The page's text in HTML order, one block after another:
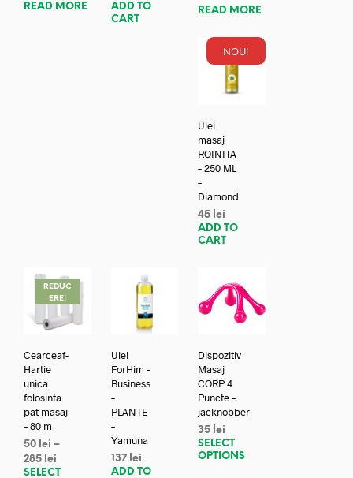
READ MORE
ADD TO
CART
READ MORE
NOU!
Ulei
masaj
ROINITA
– 250 ML
–
Diamond
45 lei
ADD TO
CART
REDUC
ERE!
Cearceaf-
Hartie
unica
folosinta
pat masaj
– 80 m
50 lei –
285 lei
SELECT
Ulei
ForHim –
Business
–
PLANTE
–
Yamuna
137 lei
ADD TO
Dispozitiv
Masaj
CORP 4
Puncte –
jacknobber
35 lei
SELECT
OPTIONS